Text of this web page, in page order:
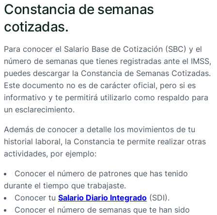
Constancia de semanas
cotizadas.
Para conocer el Salario Base de Cotización (SBC) y el
número de semanas que tienes registradas ante el IMSS,
puedes descargar la Constancia de Semanas Cotizadas.
Este documento no es de carácter oficial, pero si es
informativo y te permitirá utilizarlo como respaldo para
un esclarecimiento.
Además de conocer a detalle los movimientos de tu
historial laboral, la Constancia te permite realizar otras
actividades, por ejemplo:
Conocer el número de patrones que has tenido
durante el tiempo que trabajaste.
Conocer tu Salario Diario Integrado (SDI).
Conocer el número de semanas que te han sido